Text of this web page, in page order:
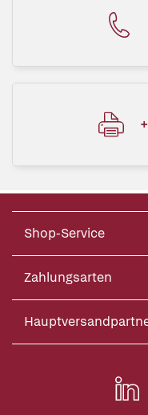
Shop-Service
Zahlungsarten